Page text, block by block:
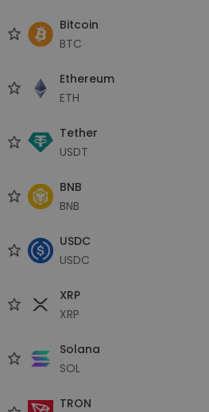
Bitcoin
BTC
Ethereum
ETH
Tether
USDT
BNB
BNB
USDC
USDC
XRP
XRP
Solana
SOL
TRON